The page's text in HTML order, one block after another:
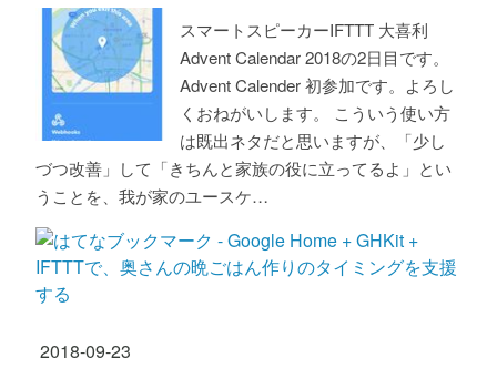
スマートスピーカーIFTTT 大喜利
Advent Calendar 2018の2日目です。
Advent Calender 初参加です。よろし
くおねがいします。 こういう使い方
は既出ネタだと思いますが、「少し
づつ改善」して「きちんと家族の役に立ってるよ」とい
うことを、我が家のユースケ…
2018-09-23